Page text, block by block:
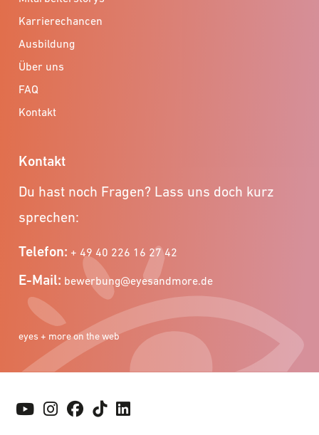
Karrierechancen
Ausbildung
Über uns
FAQ
Kontakt
Kontakt
Du hast noch Fragen? Lass uns doch kurz
sprechen:
Telefon: + 49 40 226 16 27 42
E-Mail: bewerbung@eyesandmore.de
eyes + more on the web